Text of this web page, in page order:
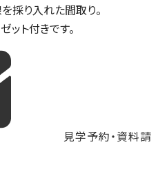
採り入れた間取り。
ト付きです。
見学予約・資料請